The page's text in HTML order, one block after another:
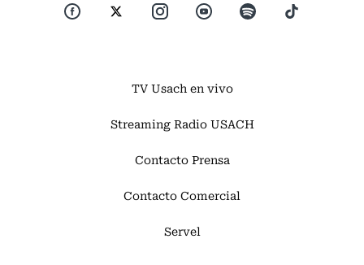
TV Usach en vivo
Streaming Radio USACH
Contacto Prensa
Contacto Comercial
Servel